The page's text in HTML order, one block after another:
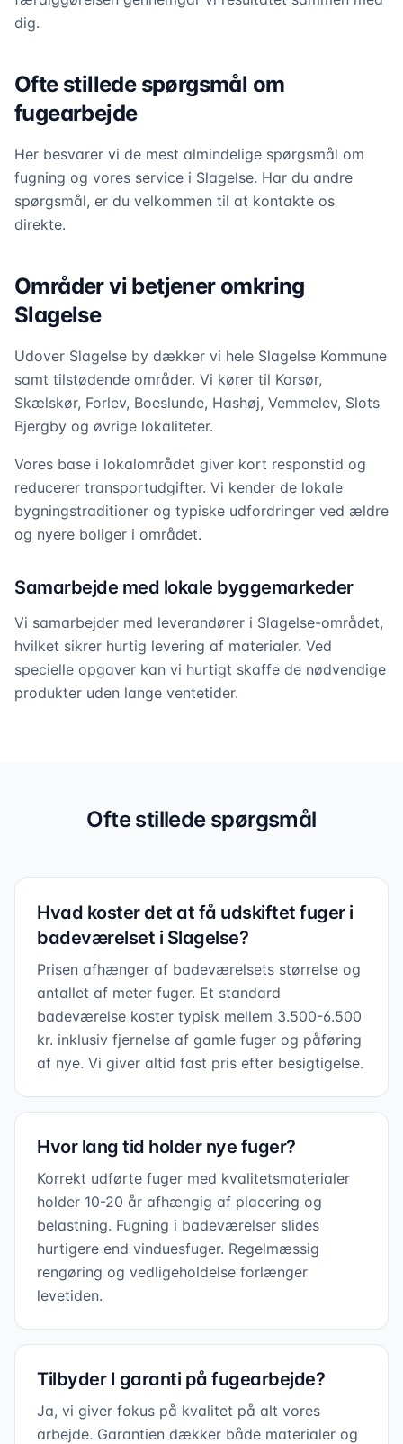
dig.
Ofte stillede spørgsmål om
fugearbejde
Her besvarer vi de mest almindelige spørgsmål om
fugning og vores service i Slagelse. Har du andre
spørgsmål, er du velkommen til at kontakte os
direkte.
Områder vi betjener omkring
Slagelse
Udover Slagelse by dækker vi hele Slagelse Kommune
samt tilstødende områder. Vi kører til Korsør,
Skælskør, Forlev, Boeslunde, Hashøj, Vemmelev, Slots
Bjergby og øvrige lokaliteter.
Vores base i lokalområdet giver kort responstid og
reducerer transportudgifter. Vi kender de lokale
bygningstraditioner og typiske udfordringer ved ældre
og nyere boliger i området.
Samarbejde med lokale byggemarkeder
Vi samarbejder med leverandører i Slagelse-området,
hvilket sikrer hurtig levering af materialer. Ved
specielle opgaver kan vi hurtigt skaffe de nødvendige
produkter uden lange ventetider.
facaderOfte stillede spørgsmål
Hvad koster det at få udskiftet fuger i
badeværelset i Slagelse?
Prisen afhænger af badeværelsets størrelse og
antallet af meter fuger. Et standard
badeværelse koster typisk mellem 3.500-6.500
kr. inklusiv fjernelse af gamle fuger og påføring
af nye. Vi giver altid fast pris efter besigtigelse.
Hvor lang tid holder nye fuger?
Korrekt udførte fuger med kvalitetsmaterialer
holder 10-20 år afhængig af placering og
belastning. Fugning i badeværelser slides
hurtigere end vinduesfuger. Regelmæssig
rengøring og vedligeholdelse forlænger
levetiden.
Tilbyder I garanti på fugearbejde?
Ja, vi giver fokus på kvalitet på alt vores
arbejde. Garantien dækker både materialer og